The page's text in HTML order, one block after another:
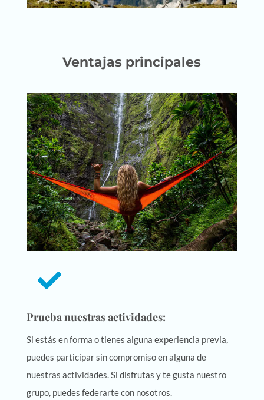
Ventajas principales

Prueba nuestras actividades:
Si estás en forma o tienes alguna experiencia previa,
puedes participar sin compromiso en alguna de
nuestras actividades. Si disfrutas y te gusta nuestro
grupo, puedes federarte con nosotros.